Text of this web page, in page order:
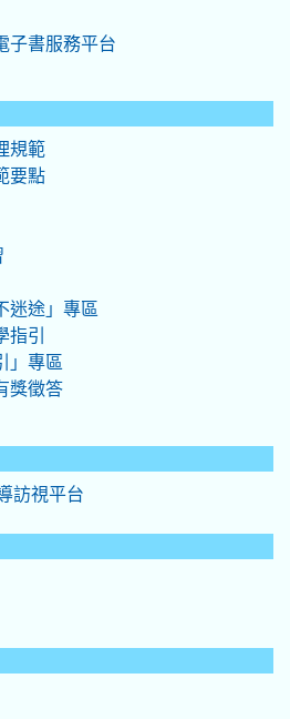
子書服務平台
規範
要點
迷途」專區
指引
」專區
獎徵答
訪視平台